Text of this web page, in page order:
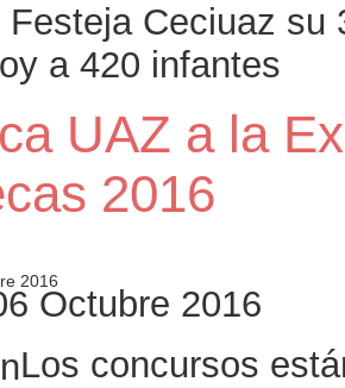
Festeja Ceciuaz su
a 420 infantes
UAZ a la
2016
2016
Octubre 2016
Los concursos